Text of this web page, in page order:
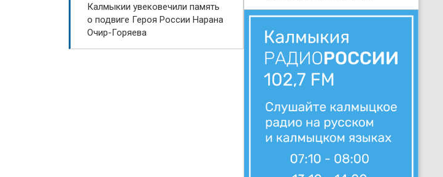
Калмыкии увековечили память
о подвиге Героя России Нарана
Очир-Горяева